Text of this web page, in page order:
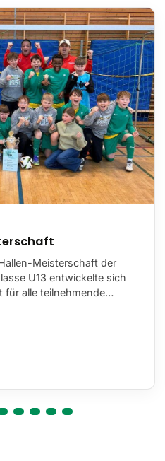
Meisterschaft der
U13 entwickelte sich
für alle teilnehmende…